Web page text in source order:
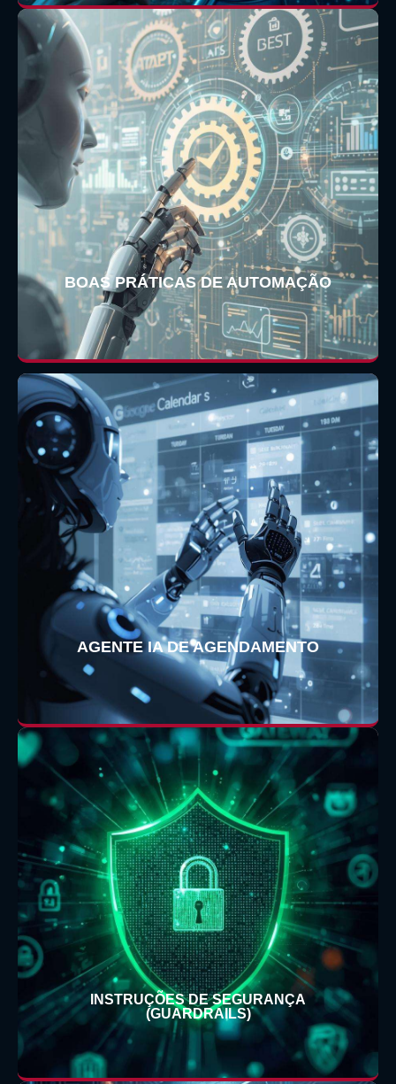
AGENTE IA DE AGENDAMENTO
INSTRUÇÕES DE SEGURANÇA
(GUARDRAILS)
BOAS PRÁTICAS DE AUTOMAÇÃO